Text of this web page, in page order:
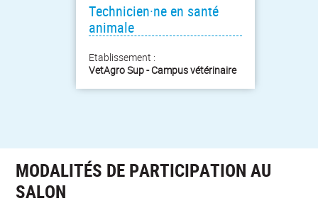
Technicien·ne en santé
animale
Etablissement :
VetAgro Sup - Campus vétérinaire
MODALITÉS DE PARTICIPATION AU
SALON